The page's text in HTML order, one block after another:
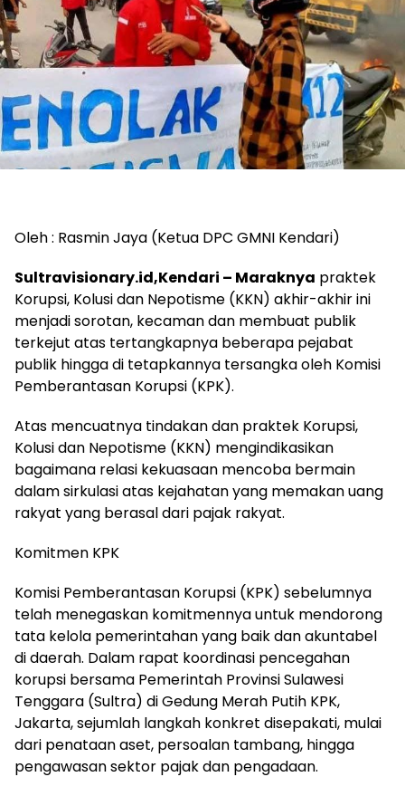
‎Oleh : Rasmin Jaya (Ketua DPC GMNI Kendari)
‎Sultravisionary.id,Kendari – Maraknya praktek
Korupsi, Kolusi dan Nepotisme (KKN) akhir-akhir ini
menjadi sorotan, kecaman dan membuat publik
terkejut atas tertangkapnya beberapa pejabat
publik hingga di tetapkannya tersangka oleh Komisi
Pemberantasan Korupsi (KPK).
‎Atas mencuatnya tindakan dan praktek Korupsi,
Kolusi dan Nepotisme (KKN) mengindikasikan
bagaimana relasi kekuasaan mencoba bermain
dalam sirkulasi atas kejahatan yang memakan uang
rakyat yang berasal dari pajak rakyat.
Komitmen KPK
‎Komisi Pemberantasan Korupsi (KPK) sebelumnya
telah menegaskan komitmennya untuk mendorong
tata kelola pemerintahan yang baik dan akuntabel
di daerah. Dalam rapat koordinasi pencegahan
korupsi bersama Pemerintah Provinsi Sulawesi
Tenggara (Sultra) di Gedung Merah Putih KPK,
Jakarta, sejumlah langkah konkret disepakati, mulai
dari penataan aset, persoalan tambang, hingga
pengawasan sektor pajak dan pengadaan.